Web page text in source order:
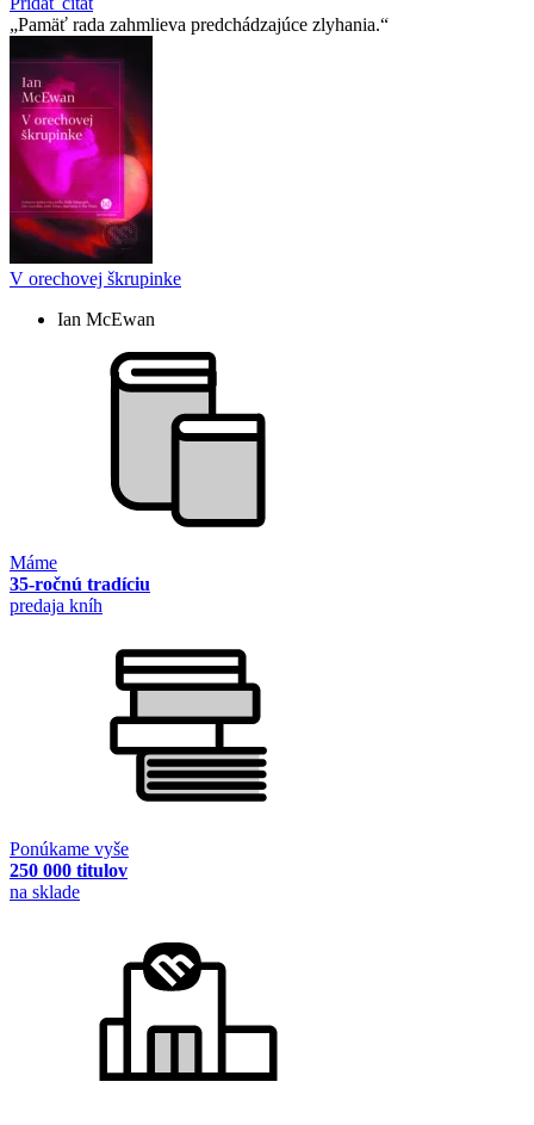
Pamäť rada zahmlieva predchádzajúce zlyhania.
V orechovej škrupinke
Ian McEwan
Máme
35-ročnú tradíciu
predaja kníh
Ponúkame vyše
250 000 titulov
na sklade